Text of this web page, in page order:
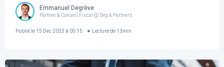
Emmanuel Degrève
Partner & Conseil Fiscal @ Deg & Partners
Publié le 15 Dec 2025 à 05:15 Lecture de 13min